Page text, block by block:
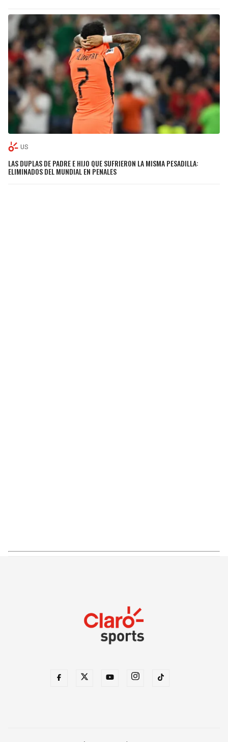
US
LAS DUPLAS DE PADRE E HIJO QUE SUFRIERON LA MISMA PESADILLA:
ELIMINADOS DEL MUNDIAL EN PENALES